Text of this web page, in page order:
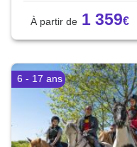
1 359
6 - 17 ans